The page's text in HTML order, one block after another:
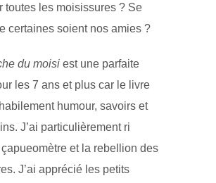
toutes les moisissures ? Se
certaines soient nos amies ?
du moisi est une parfaite
les 7 ans et plus car le livre
humour, savoirs et
J’ai particulièrement ri
et la rebellion des
J’ai apprécié les petits